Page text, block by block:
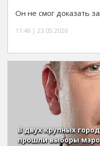
Он не смог доказать
11:46 | 23.05.2026
В двух крупных
прошли выборы